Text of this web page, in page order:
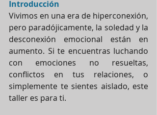
Introducción
Vivimos en una era de hiperconexión,
pero paradójicamente, la soledad y la
desconexión emocional están en
aumento. Si te encuentras luchando
con emociones no resueltas,
conflictos en tus relaciones, o
simplemente te sientes aislado, este
taller es para ti.